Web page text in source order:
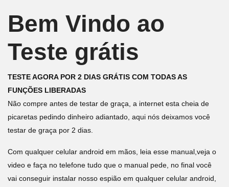
Bem Vindo ao
Teste grátis
TESTE AGORA POR 2 DIAS GRÁTIS COM TODAS AS
FUNÇÕES LIBERADAS
Não compre antes de testar de graça, a internet esta cheia de
picaretas pedindo dinheiro adiantado, aqui nós deixamos você
testar de graça por 2 dias.
Com qualquer celular android em mãos, leia esse manual,veja o
video e faça no telefone tudo que o manual pede, no final você
vai conseguir instalar nosso espião em qualquer celular android,